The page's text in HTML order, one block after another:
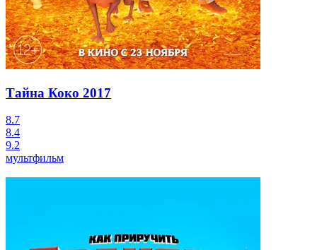
Тайна Коко 2017
8.7
8.4
9.2
мультфильм